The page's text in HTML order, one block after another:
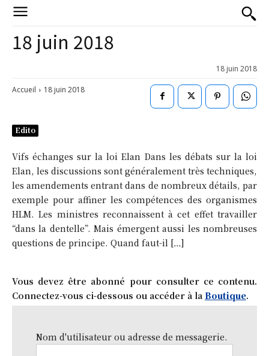
18 juin 2018
18 juin 2018
Accueil 18 juin 2018
Edito
Vifs échanges sur la loi Elan Dans les débats sur la loi
Elan, les discussions sont généralement très techniques,
les amendements entrant dans de nombreux détails, par
exemple pour affiner les compétences des organismes
HLM. Les ministres reconnaissent à cet effet travailler
“dans la dentelle”. Mais émergent aussi les nombreuses
questions de principe. Quand faut-il […]
Vous devez être abonné pour consulter ce contenu.
Connectez-vous ci-dessous ou accéder à la Boutique.
Nom d'utilisateur ou adresse de messagerie.